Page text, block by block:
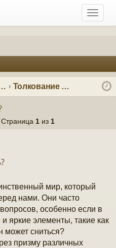
T
o
l
n
v
загадки и тайны Толкование снов
1 из 1
мир, который
нами. Они часто
особенно если в
яркие элементы, такие как
может сниться?
призму различных